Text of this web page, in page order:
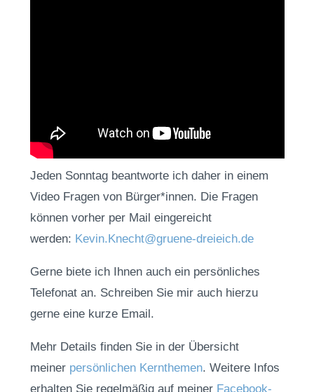
Jeden Sonntag beantworte ich daher in einem
Video Fragen von Bürger*innen. Die Fragen
können vorher per Mail eingereicht
werden: Kevin.Knecht@gruene-dreieich.de
Gerne biete ich Ihnen auch ein persönliches
Telefonat an. Schreiben Sie mir auch hierzu
gerne eine kurze Email.
Mehr Details finden Sie in der Übersicht
meiner persönlichen Kernthemen. Weitere Infos
erhalten Sie regelmäßig auf meiner Facebook-